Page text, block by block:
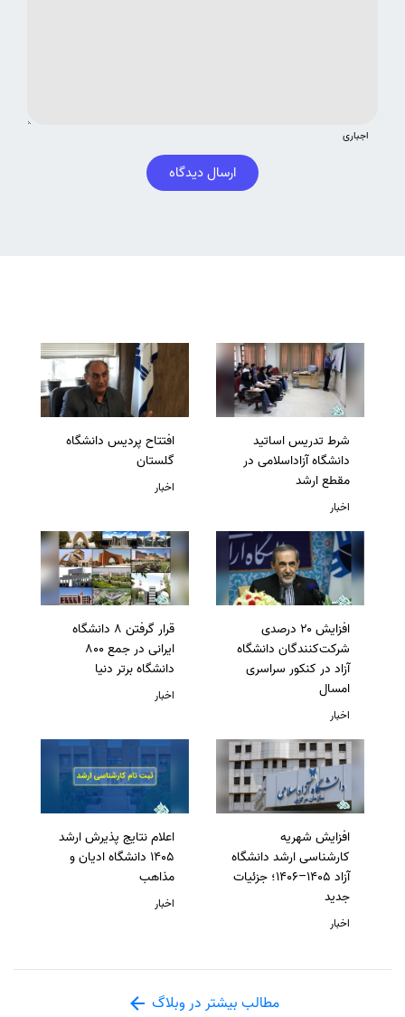
اجباری
ارسال دیدگاه
شرط تدریس اساتید
دانشگاه آزاداسلامی در
مقطع ارشد
اخبار
افتتاح پردیس دانشگاه
گلستان
اخبار
افزایش ۲۰ درصدی
شرکت‌کنندگان دانشگاه
آزاد در کنکور سراسری
امسال
اخبار
قرار گرفتن 8 دانشگاه
ایرانی در جمع 800
دانشگاه برتر دنیا
اخبار
افزایش شهریه
کارشناسی ارشد دانشگاه
آزاد 1405–1406؛ جزئیات
جدید
اخبار
اعلام نتایج پذیرش ارشد
1405 دانشگاه ادیان و
مذاهب
اخبار
مطالب بیشتر در وبلاگ